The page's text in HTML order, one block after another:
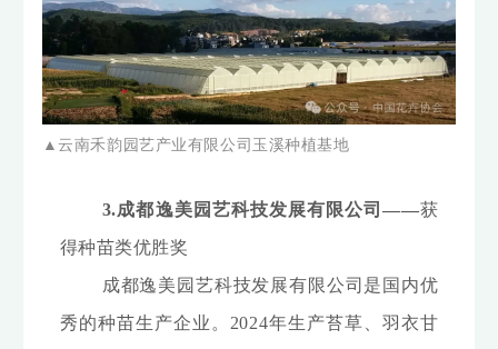
▲云南禾韵园艺产业有限公司玉溪种植基地
3.成都逸美园艺科技发展有限公司——获
得种苗类优胜奖
成都逸美园艺科技发展有限公司是国内优
秀的种苗生产企业。2024年生产苔草、羽衣甘